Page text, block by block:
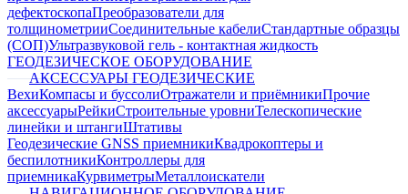
дефектоскопаПреобразователи для
толщинометрииСоединительные кабелиСтандартные образцы
(СОП)Ультразвуковой гель - контактная жидкость
ГЕОДЕЗИЧЕСКОЕ ОБОРУДОВАНИЕ
АКСЕССУАРЫ ГЕОДЕЗИЧЕСКИЕ
ВехиКомпасы и буссолиОтражатели и приёмникиПрочие
аксессуарыРейкиСтроительные уровниТелескопические
линейки и штангиШтативы
Геодезические GNSS приемникиКвадрокоптеры и
беспилотникиКонтроллеры для
приемникаКурвиметрыМеталлоискатели